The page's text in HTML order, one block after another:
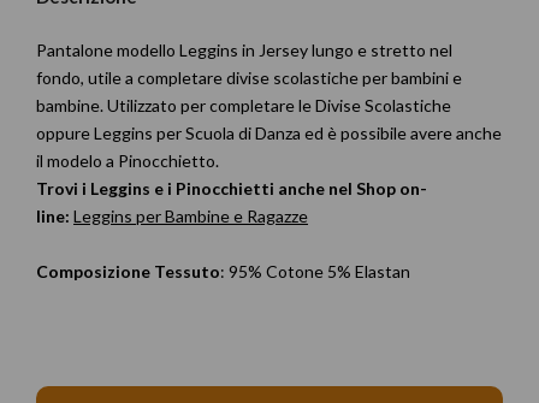
Pantalone modello Leggins in Jersey lungo e stretto nel
fondo, utile a completare divise scolastiche per bambini e
bambine. Utilizzato per completare le Divise Scolastiche
oppure Leggins per Scuola di Danza ed è possibile avere anche
il modelo a Pinocchietto.
Trovi i Leggins e i Pinocchietti anche nel Shop on-
line: Leggins per Bambine e Ragazze
Composizione Tessuto: 95% Cotone 5% Elastan